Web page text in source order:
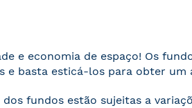
e economia de espaço! Os
e basta esticá-los para obter um
dos fundos estão sujeitas a